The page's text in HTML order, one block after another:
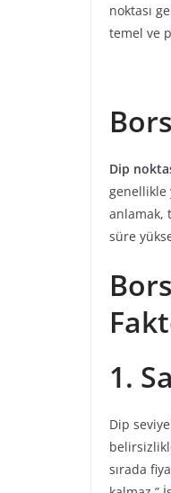
noktası
temel ve
Dip
genellikle
anlamak,
süre
1.
Dip
sırada